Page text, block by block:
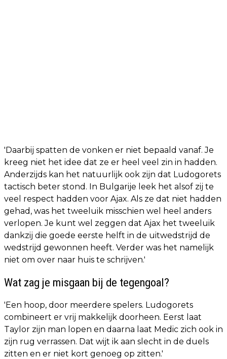
'Daarbij spatten de vonken er niet bepaald vanaf. Je
kreeg niet het idee dat ze er heel veel zin in hadden.
Anderzijds kan het natuurlijk ook zijn dat Ludogorets
tactisch beter stond. In Bulgarije leek het alsof zij te
veel respect hadden voor Ajax. Als ze dat niet hadden
gehad, was het tweeluik misschien wel heel anders
verlopen. Je kunt wel zeggen dat Ajax het tweeluik
dankzij die goede eerste helft in de uitwedstrijd de
wedstrijd gewonnen heeft. Verder was het namelijk
niet om over naar huis te schrijven.'
Wat zag je misgaan bij de tegengoal?
'Een hoop, door meerdere spelers. Ludogorets
combineert er vrij makkelijk doorheen. Eerst laat
Taylor zijn man lopen en daarna laat Medic zich ook in
zijn rug verrassen. Dat wijt ik aan slecht in de duels
zitten en er niet kort genoeg op zitten.'